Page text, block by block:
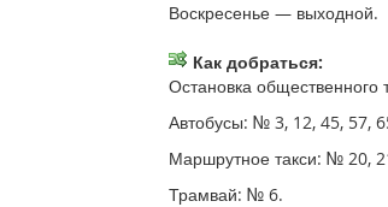
Воскресенье — выходной.
Как добраться:
Остановка общественного
Автобусы: № 3, 12, 45, 57,
Маршрутное такси: № 20,
Трамвай: № 6.